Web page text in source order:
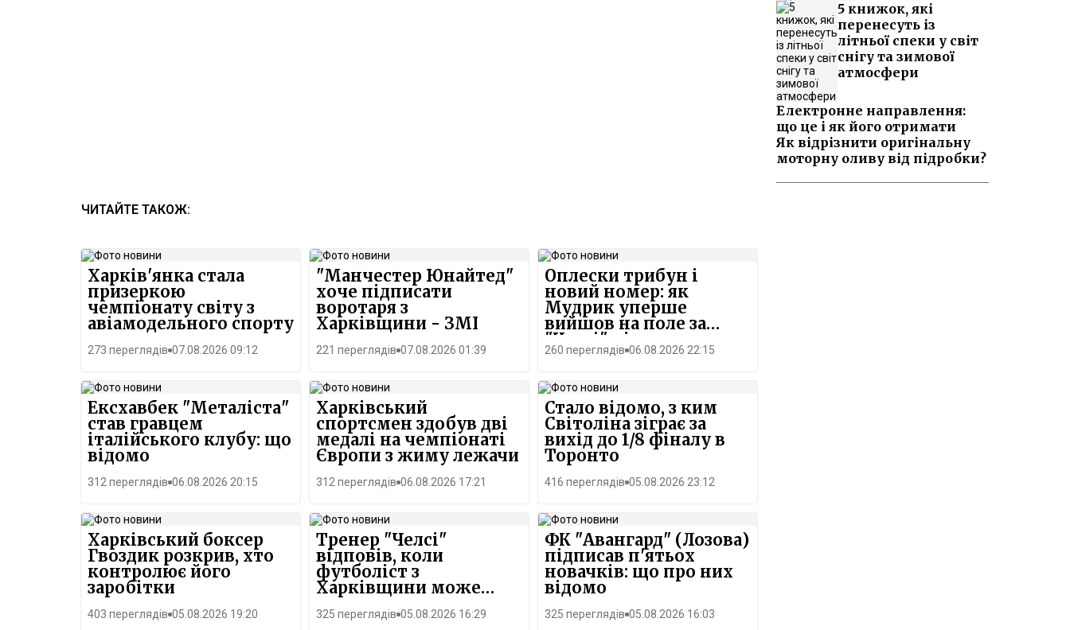
5 книжок, які
перенесуть із
літньої спеки у світ
снігу та зимової
атмосфери
Електронне направлення:
що це і як його отримати
Як відрізнити оригінальну
моторну оливу від підробки?
ЧИТАЙТЕ ТАКОЖ:
Харків'янка стала
призеркою
чемпіонату світу з
авіамодельного спорту
273 переглядів 07.08.2026 09:12
"Манчестер Юнайтед"
хоче підписати
воротаря з
Харківщини - ЗМІ
221 переглядів 07.08.2026 01:39
Оплески трибун і
новий номер: як
Мудрик уперше
вийшов на поле за
"Челсі" після
дискваліфікації
260 переглядів 06.08.2026 22:15
Ексхавбек "Металіста"
став гравцем
італійського клубу: що
відомо
312 переглядів 06.08.2026 20:15
Харківський
спортсмен здобув дві
медалі на чемпіонаті
Європи з жиму лежачи
312 переглядів 06.08.2026 17:21
Стало відомо, з ким
Світоліна зіграє за
вихід до 1/8 фіналу в
Торонто
416 переглядів 05.08.2026 23:12
Харківський боксер
Гвоздик розкрив, хто
контролює його
заробітки
403 переглядів 05.08.2026 19:20
Тренер "Челсі"
відповів, коли
футболіст з
Харківщини може
повернутися на поле
325 переглядів 05.08.2026 16:29
ФК "Авангард" (Лозова)
підписав п'ятьох
новачків: що про них
відомо
325 переглядів 05.08.2026 16:03